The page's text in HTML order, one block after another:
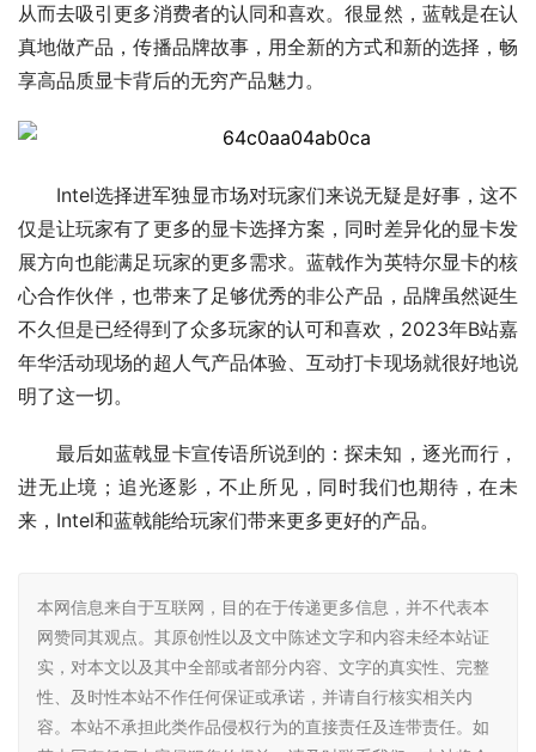
从而去吸引更多消费者的认同和喜欢。很显然，蓝戟是在认
真地做产品，传播品牌故事，用全新的方式和新的选择，畅
享高品质显卡背后的无穷产品魅力。
Intel选择进军独显市场对玩家们来说无疑是好事，这不
仅是让玩家有了更多的显卡选择方案，同时差异化的显卡发
展方向也能满足玩家的更多需求。蓝戟作为英特尔显卡的核
心合作伙伴，也带来了足够优秀的非公产品，品牌虽然诞生
不久但是已经得到了众多玩家的认可和喜欢，2023年B站嘉
年华活动现场的超人气产品体验、互动打卡现场就很好地说
明了这一切。
最后如蓝戟显卡宣传语所说到的：探未知，逐光而行，
进无止境；追光逐影，不止所见，同时我们也期待，在未
来，Intel和蓝戟能给玩家们带来更多更好的产品。
本网信息来自于互联网，目的在于传递更多信息，并不代表本
网赞同其观点。其原创性以及文中陈述文字和内容未经本站证
实，对本文以及其中全部或者部分内容、文字的真实性、完整
性、及时性本站不作任何保证或承诺，并请自行核实相关内
容。本站不承担此类作品侵权行为的直接责任及连带责任。如